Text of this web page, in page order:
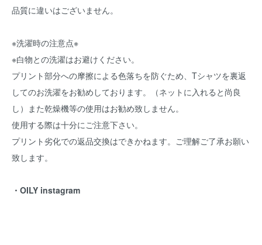
品質に違いはございません。
※洗濯時の注意点※
※白物との洗濯はお避けください。
プリント部分への摩擦による色落ちを防ぐため、Tシャツを裏返
してのお洗濯をお勧めしております。（ネットに入れると尚良
し）また乾燥機等の使用はお勧め致しません。
使用する際は十分にご注意下さい。
プリント劣化での返品交換はできかねます。ご理解ご了承お願い
致します。
・OILY instagram